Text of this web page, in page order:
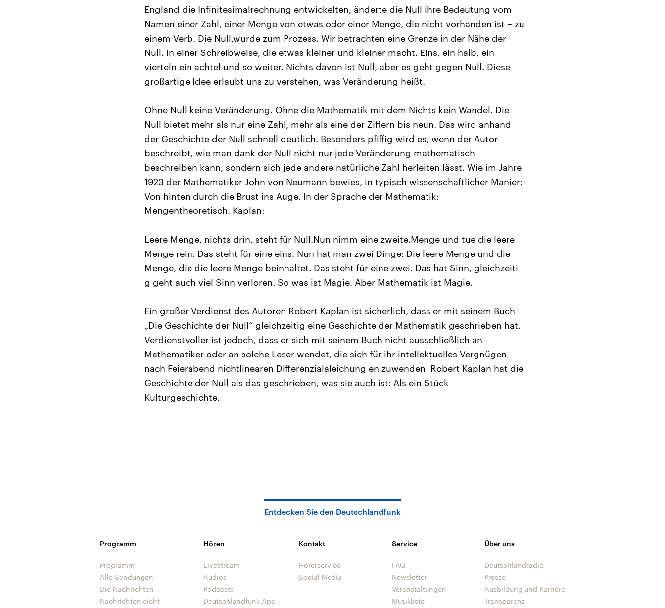
England die Infinitesimalrechnung entwickelten, änderte die Null ihre Bedeutung vom
Namen einer Zahl, einer Menge von etwas oder einer Menge, die nicht vorhanden ist – zu
einem Verb. Die Null,wurde zum Prozess. Wir betrachten eine Grenze in der Nähe der
Null. In einer Schreibweise, die etwas kleiner und kleiner macht. Eins, ein halb, ein
vierteln ein achtel und so weiter. Nichts davon ist Null, aber es geht gegen Null. Diese
großartige Idee erlaubt uns zu verstehen, was Veränderung heißt.
Ohne Null keine Veränderung. Ohne die Mathematik mit dem Nichts kein Wandel. Die
Null bietet mehr als nur eine Zahl, mehr als eine der Ziffern bis neun. Das wird anhand
der Geschichte der Null schnell deutlich. Besonders pfiffig wird es, wenn der Autor
beschreibt, wie man dank der Null nicht nur jede Veränderung mathematisch
beschreiben kann, sondern sich jede andere natürliche Zahl herleiten lässt. Wie im Jahre
1923 der Mathematiker John von Neumann bewies, in typisch wissenschaftlicher Manier:
Von hinten durch die Brust ins Auge. In der Sprache der Mathematik:
Mengentheoretisch. Kaplan:
Leere Menge, nichts drin, steht für Null.Nun nimm eine zweite.Menge und tue die leere
Menge rein. Das steht für eine eins. Nun hat man zwei Dinge: Die leere Menge und die
Menge, die die leere Menge beinhaltet. Das steht für eine zwei. Das hat Sinn, gleichzeiti
g geht auch viel Sinn verloren. So was ist Magie. Aber Mathematik ist Magie.
Ein großer Verdienst des Autoren Robert Kaplan ist sicherlich, dass er mit seinem Buch
„Die Geschichte der Null“ gleichzeitig eine Geschichte der Mathematik geschrieben hat.
Verdienstvoller ist jedoch, dass er sich mit seinem Buch nicht ausschließlich an
Mathematiker oder an solche Leser wendet, die sich für ihr intellektuelles Vergnügen
nach Feierabend nichtlinearen Differenzialaleichung en zuwenden. Robert Kaplan hat die
Geschichte der Null als das geschrieben, was sie auch ist: Als ein Stück
Kulturgeschichte.
Entdecken Sie den Deutschlandfunk
Programm
Programm
Alle Sendungen
Die Nachrichten
Nachrichtenleicht
Hören
Livestream
Audios
Podcasts
Deutschlandfunk App
Kontakt
Hörerservice
Social Media
Service
FAQ
Newsletter
Veranstaltungen
Musikliste
Über uns
Deutschlandradio
Presse
Ausbildung und Karriere
Transparenz